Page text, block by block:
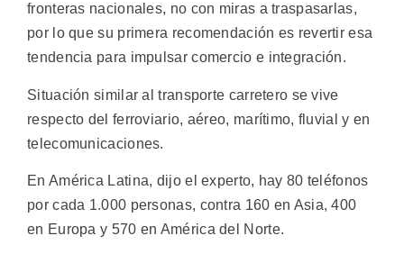
fronteras nacionales, no con miras a traspasarlas,
por lo que su primera recomendación es revertir esa
tendencia para impulsar comercio e integración.
Situación similar al transporte carretero se vive
respecto del ferroviario, aéreo, marítimo, fluvial y en
telecomunicaciones.
En América Latina, dijo el experto, hay 80 teléfonos
por cada 1.000 personas, contra 160 en Asia, 400
en Europa y 570 en América del Norte.